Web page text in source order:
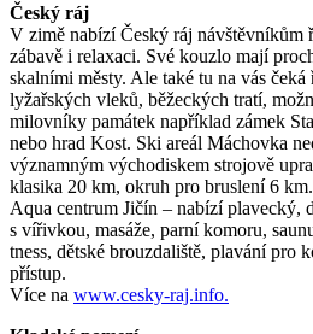
Český ráj
V zimě nabízí Český ráj návštěvníkům
zábavě i relaxaci. Své kouzlo mají
skalními městy. Ale také tu na vás
lyžařských vleků, běžeckých tratí,
milovníky památek například zámek
nebo hrad Kost. Ski areál Máchovka
významným východiskem strojově
klasika 20 km, okruh pro bruslení 6
Aqua centrum Jičín – nabízí plavecký,
s vířivkou, masáže, parní komoru,
tness, dětské brouzdaliště, plavání pro
přístup.
Více na www.cesky-raj.info.